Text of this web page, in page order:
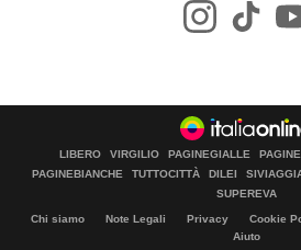
LIBERO VIRGILIO PAGINEGIALLE
PAGINEBIANCHE
TUTTOCITTÀ DILEI
SUPEREVA
Chi siamo Note Legali Privacy Cookie
Aiuto